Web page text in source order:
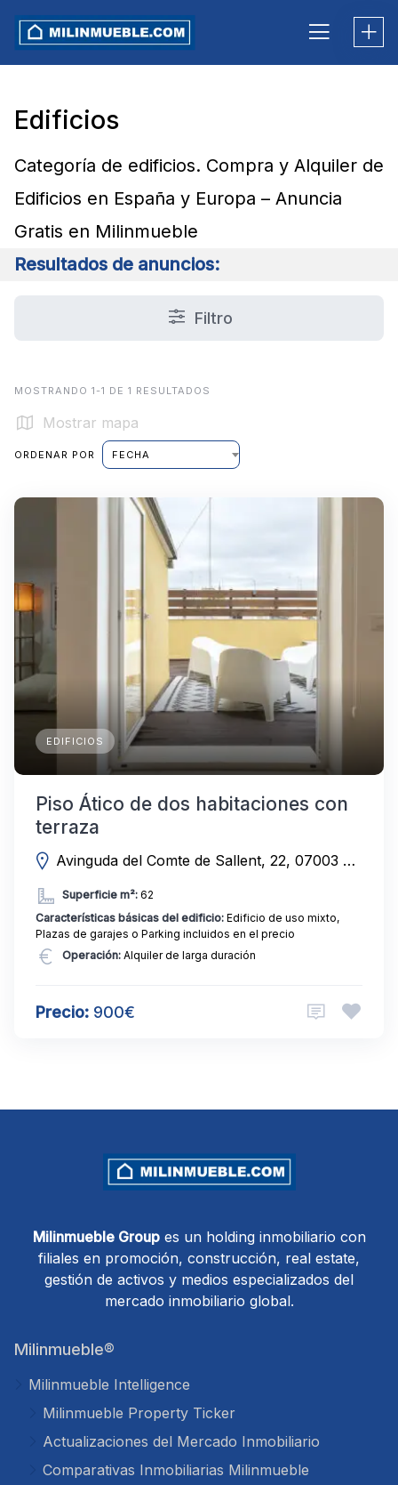
content
Edificios
Categoría de edificios. Compra y Alquiler de
Edificios en España y Europa – Anuncia
Gratis en Milinmueble
Resultados de anuncios:
Filtro
MOSTRANDO 1-1 DE 1 RESULTADOS
Mostrar mapa
ORDENAR POR FECHA
EDIFICIOS
Piso Ático de dos habitaciones con
terraza
Avinguda del Comte de Sallent, 22, 07003 Palma, Illes Balears, Spain
Superficie m²: 62
Características básicas del edificio: Edificio de uso mixto,
Plazas de garajes o Parking incluidos en el precio
Operación: Alquiler de larga duración
Precio: 900€
Milinmueble Groupes un holding inmobiliario con
filiales en promoción, construcción, real estate,
gestión de activos y medios especializados del
mercado inmobiliario global.
Milinmueble®
Milinmueble Intelligence
Milinmueble Property Ticker
Actualizaciones del Mercado Inmobiliario
Comparativas Inmobiliarias Milinmueble